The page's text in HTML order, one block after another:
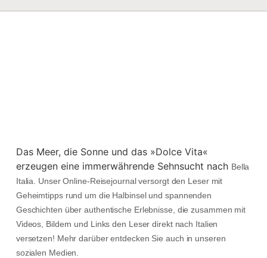
Das Meer, die Sonne und das »Dolce Vita«
erzeugen eine immerwährende Sehnsucht nach Bella
Italia. Unser Online-Reisejournal versorgt den Leser mit
Geheimtipps rund um die Halbinsel und spannenden
Geschichten über authentische Erlebnisse, die zusammen mit
Videos, Bildern und Links den Leser direkt nach Italien
versetzen! Mehr darüber entdecken Sie auch in unseren
sozialen Medien.